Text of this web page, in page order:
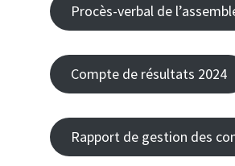
Procès-verbal de
Compte de résultats 2024
Rapport de gestion des